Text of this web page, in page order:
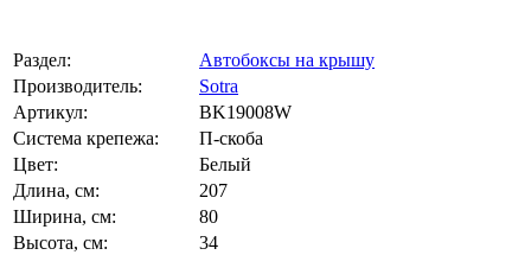
Раздел:
Автобоксы на крышу
Производитель:
Sotra
Артикул:
BK19008W
Система крепежа:
П-скоба
Цвет:
Белый
Длина, см:
207
Ширина, см:
80
Высота, см:
34